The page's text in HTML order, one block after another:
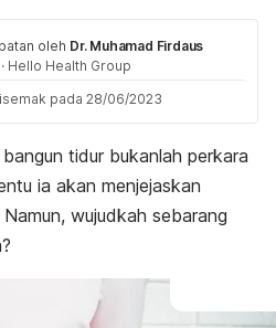
oleh Dr. Muhamad Firdaus
· Hello Health Group
pada 28/06/2023
tidur bukanlah perkara
ia akan menjejaskan
wujudkah sebarang